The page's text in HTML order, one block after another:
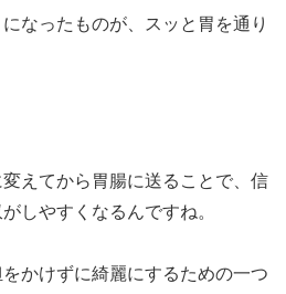
なったものが、スッと胃を通り
えてから胃腸に送ることで、信
しやすくなるんですね。
かけずに綺麗にするための一つ